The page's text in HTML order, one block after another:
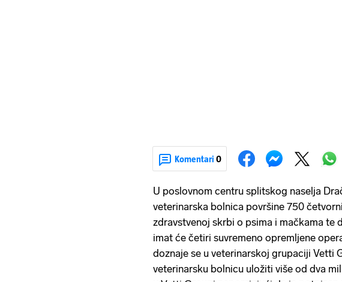
Komentari 0
U poslovnom centru splitskog naselja
veterinarska bolnica površine 750
zdravstvenoj skrbi o psima i mačkama te
imat će četiri suvremeno opremljene
doznaje se u veterinarskoj grupaciji Vetti
veterinarsku bolnicu uložiti više od dva